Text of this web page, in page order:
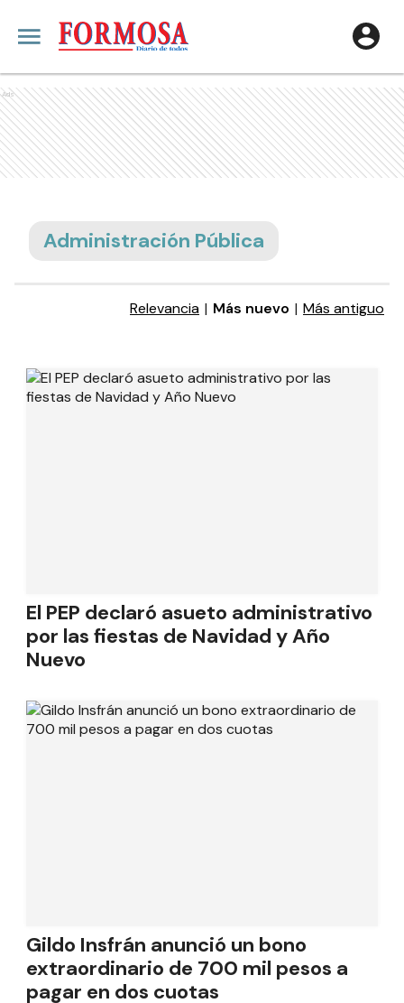
Ads
Administración Pública
Relevancia | Más nuevo | Más antiguo
El PEP declaró asueto administrativo
por las fiestas de Navidad y Año
Nuevo
Gildo Insfrán anunció un bono
extraordinario de 700 mil pesos a
pagar en dos cuotas